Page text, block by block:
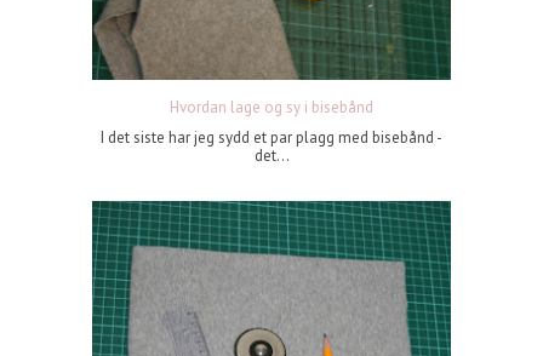
Hvordan lage og sy i bisebånd
I det siste har jeg sydd et par plagg med bisebånd -
det...